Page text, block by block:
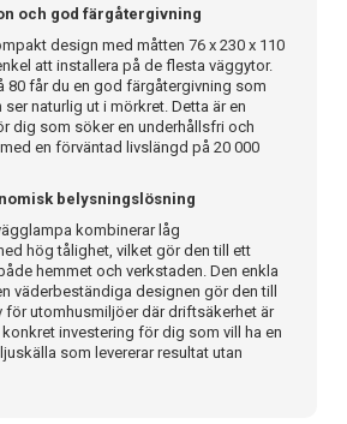
och god färgåtergivning
design med måtten 76 x 230 x 110
att installera på de flesta väggytor.
80 får du en god färgåtergivning som
naturlig ut i mörkret. Detta är en
dig som söker en underhållsfri och
en förväntad livslängd på 20 000
belysningslösning
kombinerar låg
hög tålighet, vilket gör den till ett
hemmet och verkstaden. Den enkla
väderbeständiga designen gör den till
för utomhusmiljöer där driftsäkerhet är
investering för dig som vill ha en
som levererar resultat utan